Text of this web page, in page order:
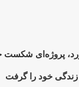
خود را گرفت